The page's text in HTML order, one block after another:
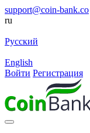
support@coin-bank.co
ru
Русский
English
Войти Регистрация